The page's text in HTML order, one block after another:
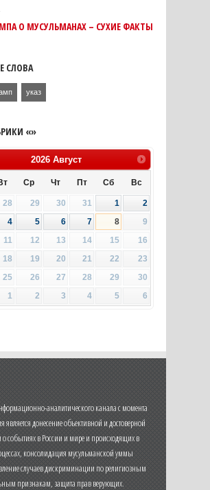
О МУСУЛЬМАНАХ – СУХИЕ ФАКТЫ
СЛОВА
указ
«»
2026 Август
Ср Чт Пт Сб Вс
28 29 30 31 1
2
4 5 6 7 8
9
11 12 13 14 15
16
18 19 20 21 22
23
25 26 27 28 29
30
1 2 3 4 5 6
аналитического канала с момента
является донесение объективной и достоверной
событиях в России и мире и происходящих в
консолидация мусульманской уммы
случаев дискриминации по религиозным
признакам, защита прав верующих.